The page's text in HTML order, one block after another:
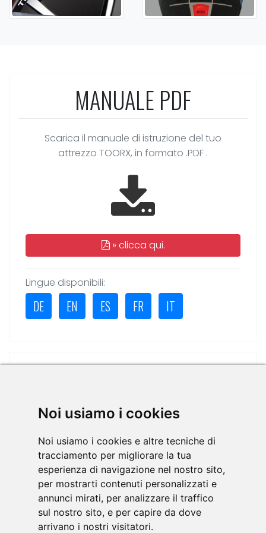
Noi usiamo i cookies
Noi usiamo i cookies e altre tecniche di
tracciamento per migliorare la tua
esperienza di navigazione nel nostro sito,
per mostrarti contenuti personalizzati e
annunci mirati, per analizzare il traffico
sul nostro sito, e per capire da dove
arrivano i nostri visitatori.
MANUALE PDF
Scarica il manuale di istruzione del tuo
attrezzo TOORX, in formato .PDF .
» clicca qui.
Lingue disponibili:
DE EN ES FR IT
Scarica la scheda tecnica del tuo attrezzo
»clicca qui.